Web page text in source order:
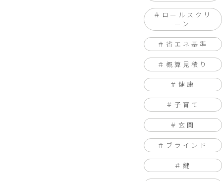
ロールスクリ
ーン
省エネ基準
概算見積り
健康
子育て
玄関
ブラインド
鍵